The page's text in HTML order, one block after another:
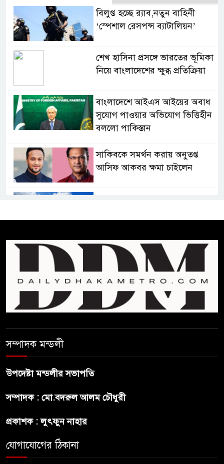
বিলুপ্ত হচ্ছে র‍্যাব,নতুন বাহিনী
‘স্পেশাল রেসপন্স ব্যাটালিয়ন’
শেখ হাসিনা প্রসঙ্গে ভারতের ভূমিকা
নিয়ে বাংলাদেশের ক্ষুব্ধ প্রতিক্রিয়া
বাংলাদেশে আইএস আইয়ের অবাধ
সুযোগ পাওয়ার অভিযোগ ভিত্তিহীন
বললো পাকিস্তান
সাকিবকে সমর্থন করায় অনুতপ্ত
আসিফ আকবর ক্ষমা চাইলেন
প্রথম শ্রেণি ছাড়া অন্য সব শ্রেণিতে
হবে ভর্তি পরীক্ষা: শিক্ষা মন্ত্রণালয়
জনগনের অধিকার আদায়ে এসেছিঃ
জামাতের আমির
বন্ধুত্ব : ব্রেট লি
সম্পাদক মন্ডলী
উপদেষ্টা মন্ডলীর সভাপতি
সম্পাদক : মো.বদরুল আলম চৌধুরী
প্রকাশক : লুৎফুন নাহার
যোগাযোগের ঠিকানা